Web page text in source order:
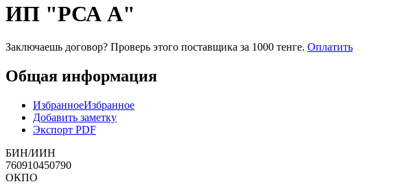
ИП "РСА А"
Заключаешь договор? Проверь этого поставщика за 1000 тенге. Оплатить
Общая информация
ИзбранноеИзбранное
Добавить заметку
Экспорт PDF
БИН/ИИН
760910450790
ОКПО